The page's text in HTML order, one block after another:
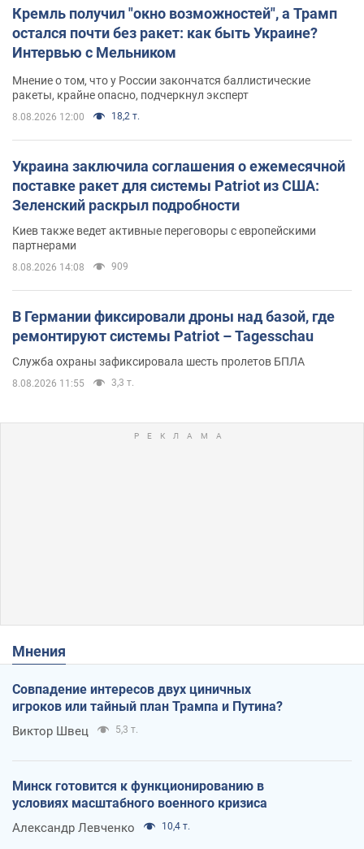
Кремль получил "окно возможностей", а Трамп
остался почти без ракет: как быть Украине?
Интервью с Мельником
Мнение о том, что у России закончатся баллистические
ракеты, крайне опасно, подчеркнул эксперт
8.08.2026 12:00 18,2 т.
Украина заключила соглашения о ежемесячной
поставке ракет для системы Patriot из США:
Зеленский раскрыл подробности
Киев также ведет активные переговоры с европейскими
партнерами
8.08.2026 14:08 909
В Германии фиксировали дроны над базой, где
ремонтируют системы Patriot – Tagesschau
Служба охраны зафиксировала шесть пролетов БПЛА
8.08.2026 11:55 3,3 т.
Мнения
Совпадение интересов двух циничных
игроков или тайный план Трампа и Путина?
Виктор Швец 5,3 т.
Минск готовится к функционированию в
условиях масштабного военного кризиса
Александр Левченко 10,4 т.